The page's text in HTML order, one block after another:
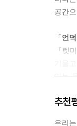
--- 「
었다
벌여
공간
「언
『렛
있는
추천
우리